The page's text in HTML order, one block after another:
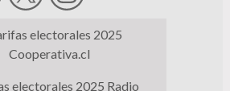
electorales 2025
Cooperativa.cl
electorales 2025 Radio